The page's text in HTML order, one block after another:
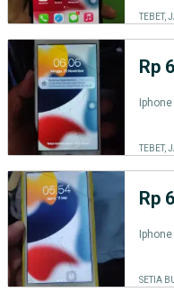
TEBET,
Rp
TEBET,
Rp
SETIA